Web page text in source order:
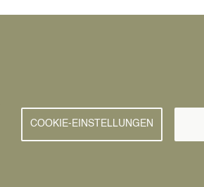
COOKIE-EINSTELLUNGEN